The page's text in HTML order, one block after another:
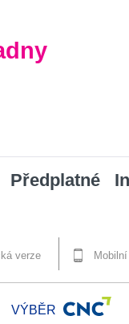
Předplatné
verze
VÝBĚR